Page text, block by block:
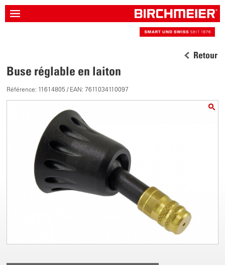
Retour
Buse réglable en laiton
Référence: 11614805 / EAN: 7611034110097